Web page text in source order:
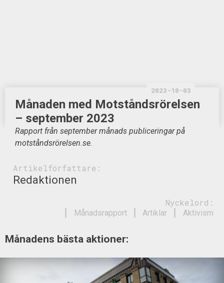
2023-10-03
Månaden med Motståndsrörelsen
– september 2023
Rapport från september månads publiceringar på
motståndsrörelsen.se.
Artikelförfattare:
Redaktionen
Nyckelord:
Aktivism
Artiklar
Månadsrapport
Månadens bästa aktioner: